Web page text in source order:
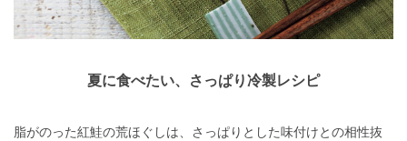
夏に食べたい、さっぱり冷製レシピ
脂がのった紅鮭の荒ほぐしは、さっぱりとした味付けとの相性抜